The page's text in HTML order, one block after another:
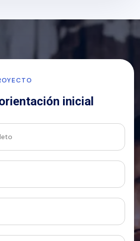
inicial